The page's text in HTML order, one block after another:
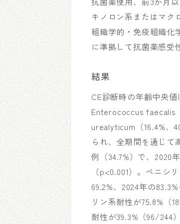
キノロン系またはマク
組織学的・免疫組織化
に準拠して抗菌薬感受
結果
CE診断時の年齢中央
Enterococcus faecalis
urealyticum（16.4%、
られ、全期間を通じ
例（34.7%）で、2020
（p<0.001）。ペニシ
69.2%、2024年の
リン系耐性が75.8%（
耐性が39.3%（96/244